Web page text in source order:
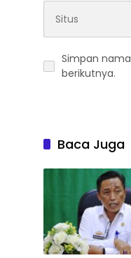
Simpan
berikutnya.
Baca Juga